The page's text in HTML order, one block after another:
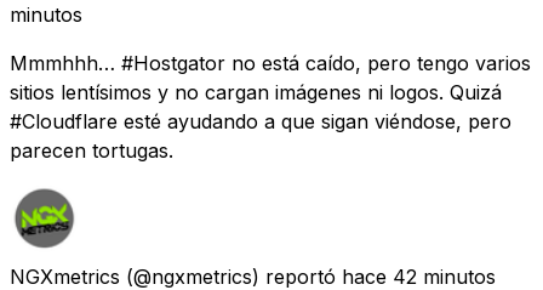
minutos
Mmmhhh… #Hostgator no está caído, pero tengo varios
sitios lentísimos y no cargan imágenes ni logos. Quizá
#Cloudflare esté ayudando a que sigan viéndose, pero
parecen tortugas.
NGXmetrics (@ngxmetrics) reportó hace 42 minutos